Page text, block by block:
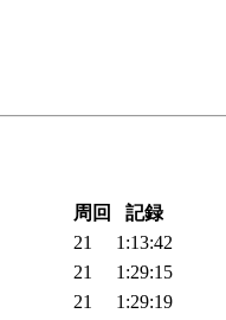
周回
記録
21
1:13:42
21
1:29:15
21
1:29:19